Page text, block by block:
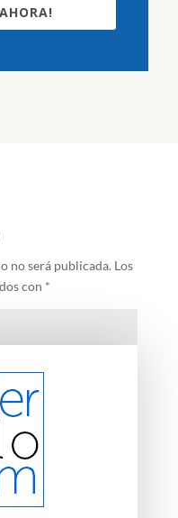
no será publicada. Los
con *